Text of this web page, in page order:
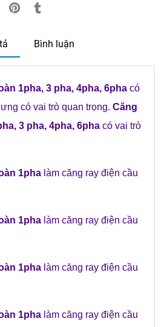
Bình luận
1pha, 3 pha, 4pha, 6pha có
có vai trò quan trọng. Căng
3 pha, 4pha, 6pha có vai trò
1pha làm căng ray điện cầu
1pha làm căng ray điện cầu
1pha làm căng ray điện cầu
1pha làm căng ray điện cầu